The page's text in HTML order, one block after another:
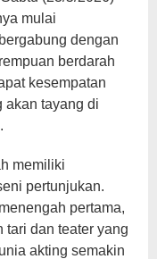
mulai
dengan
berdarah
kesempatan
akan tayang di
memiliki
pertunjukan.
pertama,
tari dan teater yang
akting semakin